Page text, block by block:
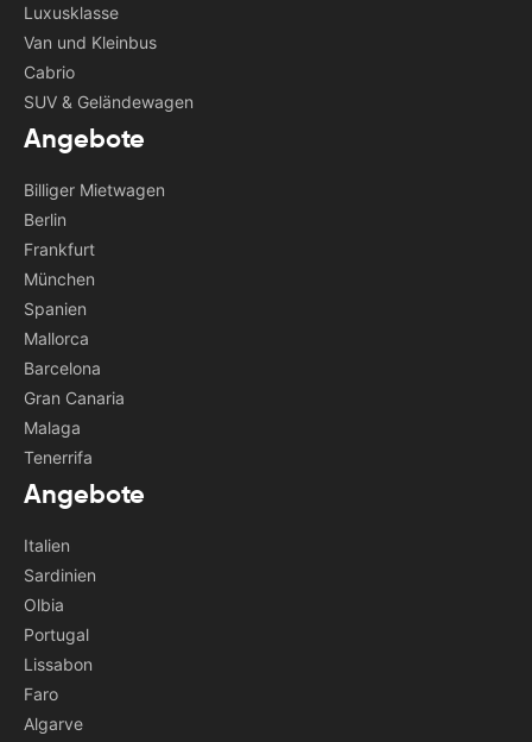
Luxusklasse
Van und Kleinbus
Cabrio
SUV & Geländewagen
Angebote
Billiger Mietwagen
Berlin
Frankfurt
München
Spanien
Mallorca
Barcelona
Gran Canaria
Malaga
Tenerrifa
Angebote
Italien
Sardinien
Olbia
Portugal
Lissabon
Faro
Algarve